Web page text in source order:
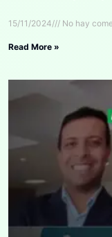
15/11/2024 No hay
Read More »